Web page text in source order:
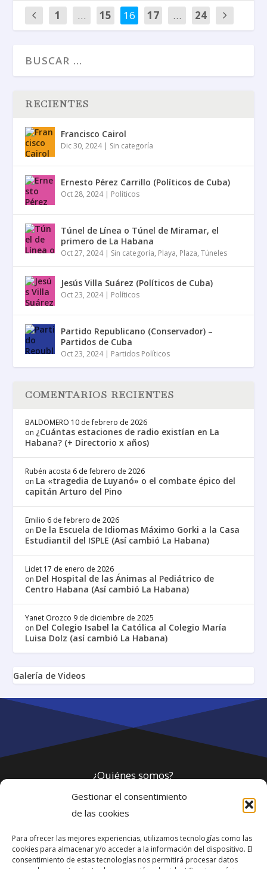
Gestionar el consentimiento
de las cookies
Para ofrecer las mejores experiencias, utilizamos tecnologías como las
cookies para almacenar y/o acceder a la información del dispositivo. El
consentimiento de estas tecnologías nos permitirá procesar datos
1 … 15 16 17 … 24
RECIENTES
Francisco Cairol
Dic 30, 2024| Sin categoría
Ernesto Pérez Carrillo (Políticos de Cuba)
Oct 28, 2024| Políticos
Túnel de Línea o Túnel de Miramar, el
primero de La Habana
Oct 27, 2024| Sin categoría, Playa, Plaza,Túneles
Jesús Villa Suárez (Políticos de Cuba)
Oct 23, 2024| Políticos
Partido Republicano (Conservador) –
Partidos de Cuba
Oct 23, 2024| Partidos Políticos
COMENTARIOS RECIENTES
BALDOMERO 10 de febrero de 2026
on ¿Cuántas estaciones de radio existían en La
Habana? (+ Directorio x años)
Rubén acosta 6 de febrero de 2026
on La «tragedia de Luyanó» o el combate épico del
capitán Arturo del Pino
Emilio 6 de febrero de 2026
on De la Escuela de Idiomas Máximo Gorki a la Casa
Estudiantil del ISPLE (Así cambió La Habana)
Lidet 17 de enero de 2026
on Del Hospital de las Ánimas al Pediátrico de
Centro Habana (Así cambió La Habana)
Yanet Orozco 9 de diciembre de 2025
on Del Colegio Isabel la Católica al Colegio María
Luisa Dolz (así cambió La Habana)
Galería de Videos
¿Quiénes somos?
Política de privacidad
Webmaster
soporte@fotosdlahabana.com